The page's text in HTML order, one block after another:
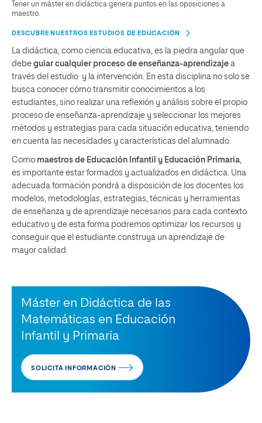
Tener un máster en didáctica genera puntos en las oposiciones a
maestro.
DESCUBRE NUESTROS ESTUDIOS DE EDUCACIÓN
La didáctica, como ciencia educativa, es la piedra angular que
debe guiar cualquier proceso de enseñanza-aprendizaje a
través del estudio y la intervención. En esta disciplina no solo se
busca conocer cómo transmitir conocimientos a los
estudiantes, sino realizar una reflexión y análisis sobre el propio
proceso de enseñanza-aprendizaje y seleccionar los mejores
métodos y estrategias para cada situación educativa, teniendo
en cuenta las necesidades y características del alumnado.
Como maestros de Educación Infantil y Educación Primaria
es importante estar formados y actualizados en didáctica. Una
adecuada formación pondrá a disposición de los docentes los
modelos, metodologías, estrategias, técnicas y herramientas
de enseñanza y de aprendizaje necesarios para cada contexto
educativo y de esta forma podremos optimizar los recursos y
conseguir que el estudiante construya un aprendizaje de
mayor calidad.
Máster en Didáctica de las
Matemáticas en Educación
Infantil y Primaria
SOLICITA INFORMACIÓN